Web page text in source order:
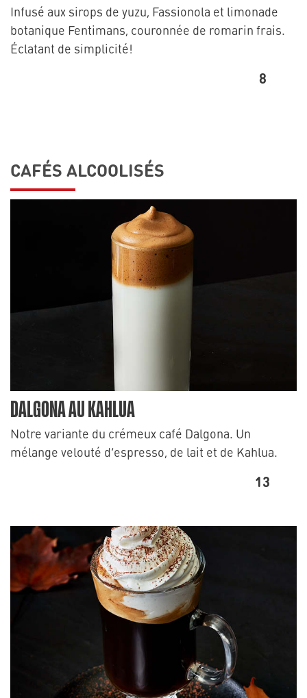
Infusé aux sirops de yuzu, Fassionola et limonade
botanique Fentimans, couronnée de romarin frais.
Éclatant de simplicité!
8
CAFÉS ALCOOLISÉS
DALGONA AU KAHLUA
Notre variante du crémeux café Dalgona. Un
mélange velouté d’espresso, de lait et de Kahlua.
13